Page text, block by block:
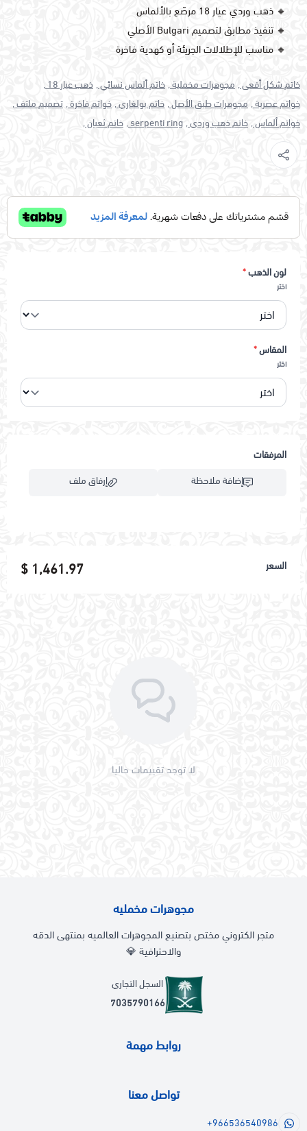
🔸 ذهب وردي عيار 18 مرصّع بالألماس
🔸 تنفيذ مطابق لتصميم Bulgari الأصلي
🔸 مناسب للإطلالات الجريئة أو كهدية فاخرة
خاتم شكل أفعى , مجوهرات مخملية , خاتم ألماس نسائي , ذهب عيار 18 ,
خواتم عصرية , مجوهرات طبق الأصل , خاتم بولغاري , خواتم فاخرة , تصميم ملتف ,
خواتم ألماس , خاتم ذهب وردي , serpenti ring , خاتم ثعبان ,
لون الذهب*
اختر
المقاس*
اختر
المرفقات
إضافة ملاحظة
إرفاق ملف
السعر 1,461.97 $
لا توجد تقييمات حاليا
مجوهرات مخمليه
متجر الكتروني مختص بتصنيع المجوهرات العالميه بمنتهى الدقه
والاحترافية 💎
السجل التجاري
7035790166
روابط مهمة
تواصل معنا
+966536540986